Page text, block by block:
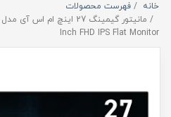
خانه
فهرست محصولات
Inch FHD IPS Flat Monitor